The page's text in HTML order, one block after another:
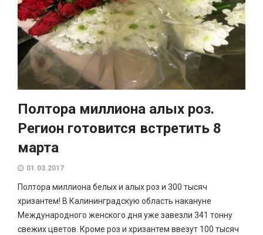
Полтора миллиона алых роз.
Регион готовится встретить 8
марта
01.03.2017
Полтора миллиона белых и алых роз и 300 тысяч
хризантем! В Калининградскую область накануне
Международного женского дня уже завезли 341 тонну
свежих цветов. Кроме роз и хризантем ввезут 100 тысяч